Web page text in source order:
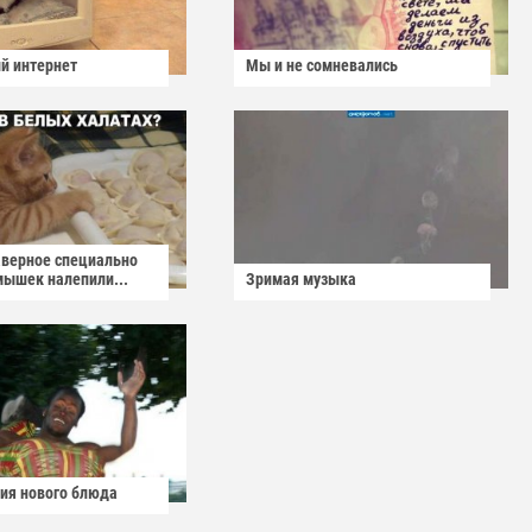
интернет Мы и не сомневались
специально
налепили...
Зримая музыка
нового блюда